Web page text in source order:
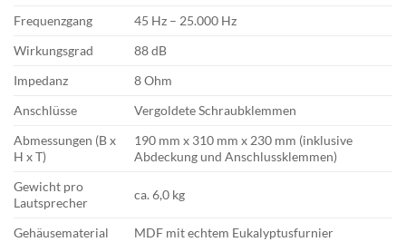
Frequenzgang
45 Hz – 25.000 Hz
Wirkungsgrad
88 dB
Impedanz
8 Ohm
Anschlüsse
Vergoldete Schraubklemmen
Abmessungen (B x
H x T)
190 mm x 310 mm x 230 mm (inklusive
Abdeckung und Anschlussklemmen)
Gewicht pro
Lautsprecher
ca. 6,0 kg
Gehäusematerial
MDF mit echtem Eukalyptusfurnier